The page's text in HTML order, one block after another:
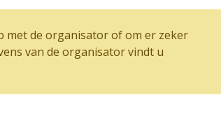
met de organisator of om er zeker
van de organisator vindt u